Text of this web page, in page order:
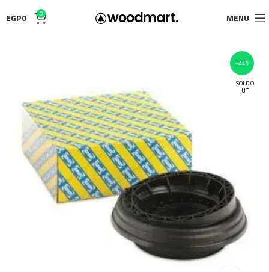
MENU
0
EGP0
-22%
SOLD O
UT